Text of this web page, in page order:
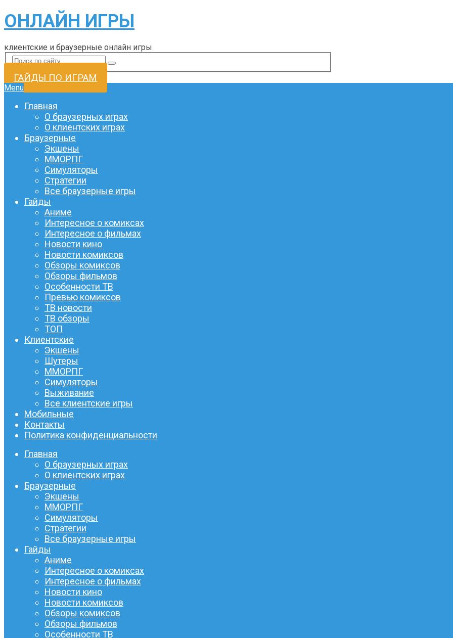
ОНЛАЙН ИГРЫ
клиентские и браузерные онлайн игры
ГАЙДЫ ПО ИГРАМ
Menu
Главная
О браузерных играх
О клиентских играх
Браузерные
Экшены
ММОРПГ
Симуляторы
Стратегии
Все браузерные игры
Гайды
Аниме
Интересное о комиксах
Интересное о фильмах
Новости кино
Новости комиксов
Обзоры комиксов
Обзоры фильмов
Особенности ТВ
Превью комиксов
ТВ новости
ТВ обзоры
ТОП
Клиентские
Экшены
Шутеры
ММОРПГ
Симуляторы
Выживание
Все клиентские игры
Мобильные
Контакты
Политика конфиденциальности
Главная
О браузерных играх
О клиентских играх
Браузерные
Экшены
ММОРПГ
Симуляторы
Стратегии
Все браузерные игры
Гайды
Аниме
Интересное о комиксах
Интересное о фильмах
Новости кино
Новости комиксов
Обзоры комиксов
Обзоры фильмов
Особенности ТВ